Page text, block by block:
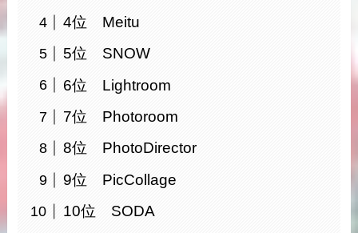
4位 Meitu
5位 SNOW
6位 Lightroom
7位 Photoroom
8位 PhotoDirector
9位 PicCollage
10位 SODA